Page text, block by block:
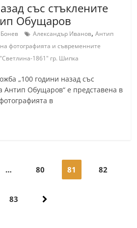
със стъклените
Обущаров
Александър Иванов,Антип
фотографията и съвременните
1861" гр. Шипка
„100 години назад със
Антип Обущаров“ е представена в
в
… 80 81 82
83